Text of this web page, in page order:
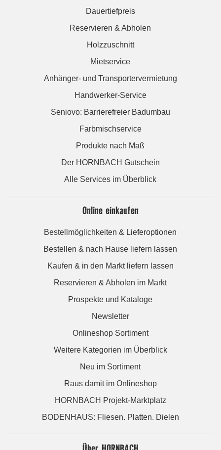
Dauertiefpreis
Reservieren & Abholen
Holzzuschnitt
Mietservice
Anhänger- und Transportervermietung
Handwerker-Service
Seniovo: Barrierefreier Badumbau
Farbmischservice
Produkte nach Maß
Der HORNBACH Gutschein
Alle Services im Überblick
Online einkaufen
Bestellmöglichkeiten & Lieferoptionen
Bestellen & nach Hause liefern lassen
Kaufen & in den Markt liefern lassen
Reservieren & Abholen im Markt
Prospekte und Kataloge
Newsletter
Onlineshop Sortiment
Weitere Kategorien im Überblick
Neu im Sortiment
Raus damit im Onlineshop
HORNBACH Projekt-Marktplatz
BODENHAUS: Fliesen. Platten. Dielen